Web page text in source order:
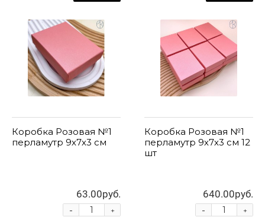
Коробка Розовая №1
перламутр 9х7х3 см
63.00руб.
+
-
Коробка Розовая №1
перламутр 9х7х3 см 12
шт
640.00руб.
+
-